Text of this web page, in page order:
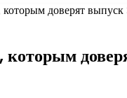
доверят выпуск